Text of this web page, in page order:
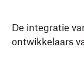
De integratie
ontwikkelaars